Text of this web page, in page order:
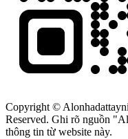
Copyright ©
Reserved. Ghi rõ nguồn
thông tin từ website này.